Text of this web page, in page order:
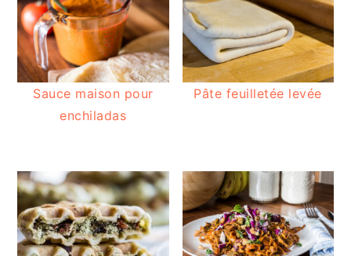
Sauce maison pour
enchiladas
Pâte feuilletée levée